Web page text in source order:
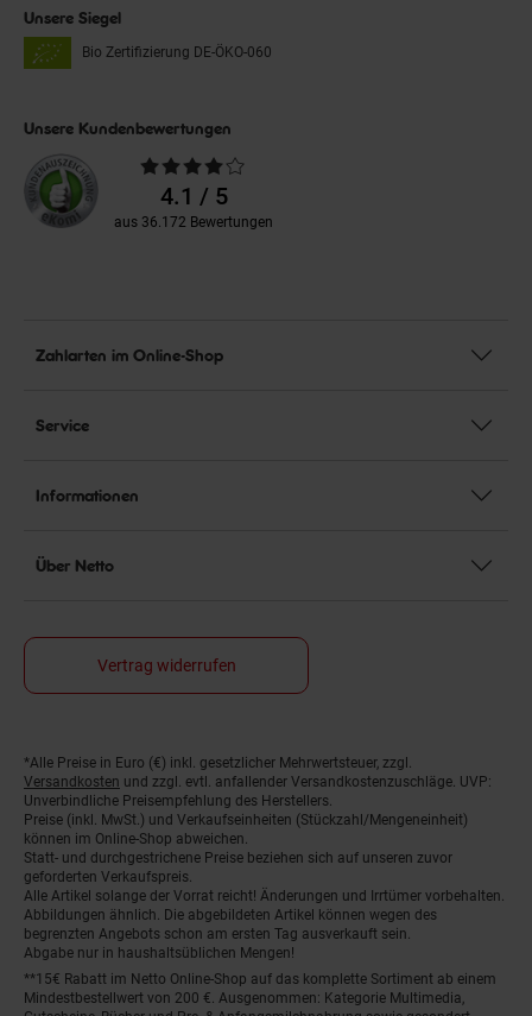
Unsere Siegel
Bio Zertifizierung DE-ÖKO-060
Unsere Kundenbewertungen
Durchschnittliche
Bewertungen4.1 / 5
aus 36.172 Bewertungen
Zahlarten im Online-Shop
Service
Informationen
Über Netto
Vertrag widerrufen
Fußnoten
*Alle Preise in Euro (€) inkl. gesetzlicher Mehrwertsteuer, zzgl.
Versandkosten und zzgl. evtl. anfallender Versandkostenzuschläge. UVP:
Unverbindliche Preisempfehlung des Herstellers.
Preise (inkl. MwSt.) und Verkaufseinheiten (Stückzahl/Mengeneinheit)
können im Online-Shop abweichen.
Statt- und durchgestrichene Preise beziehen sich auf unseren zuvor
geforderten Verkaufspreis.
Alle Artikel solange der Vorrat reicht! Änderungen und Irrtümer vorbehalten.
Abbildungen ähnlich. Die abgebildeten Artikel können wegen des
begrenzten Angebots schon am ersten Tag ausverkauft sein.
Abgabe nur in haushaltsüblichen Mengen!
**15€ Rabatt im Netto Online-Shop auf das komplette Sortiment ab einem
Mindestbestellwert von 200 €. Ausgenommen: Kategorie Multimedia,